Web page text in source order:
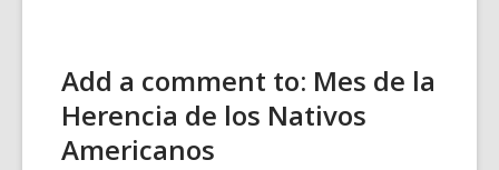
Add a comment to: Mes de la
Herencia de los Nativos
Americanos